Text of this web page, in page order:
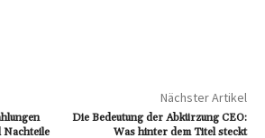
Nachteile
Nächster Artikel
Die Bedeutung der Abkürzung CEO:
Was hinter dem Titel steckt